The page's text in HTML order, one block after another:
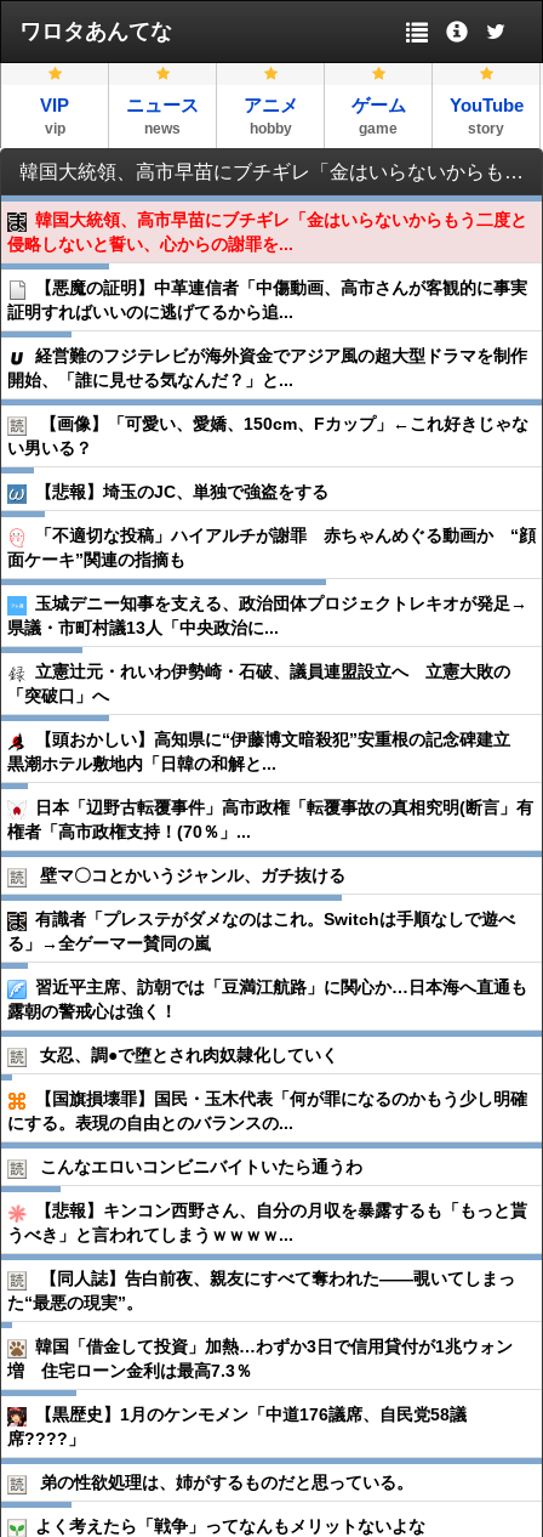
ワロタあんてな
VIP
vip
ニュース
news
アニメ
hobby
ゲーム
game
YouTube
story
韓国大統領、高市早苗にブチギレ「金はいらないからもう二度と侵略しないと誓い、心からの謝罪をしろ」
韓国大統領、高市早苗にブチギレ「金はいらないからもう二度と
侵略しないと誓い、心からの謝罪を...
【悪魔の証明】中革連信者「中傷動画、高市さんが客観的に事実
証明すればいいのに逃げてるから追...
経営難のフジテレビが海外資金でアジア風の超大型ドラマを制作
開始、「誰に見せる気なんだ？」と...
【画像】「可愛い、愛嬌、150cm、Fカップ」←これ好きじゃな
い男いる？
【悲報】埼玉のJC、単独で強盗をする
「不適切な投稿」ハイアルチが謝罪 赤ちゃんめぐる動画か “顔
面ケーキ”関連の指摘も
玉城デニー知事を支える、政治団体プロジェクトレキオが発足→
県議・市町村議13人「中央政治に...
立憲辻元・れいわ伊勢崎・石破、議員連盟設立へ 立憲大敗の
「突破口」へ
【頭おかしい】高知県に“伊藤博文暗殺犯”安重根の記念碑建立
黒潮ホテル敷地内「日韓の和解と...
日本「辺野古転覆事件」高市政権「転覆事故の真相究明(断言」有
権者「高市政権支持！(70％」...
壁マ〇コとかいうジャンル、ガチ抜ける
有識者「プレステがダメなのはこれ。Switchは手順なしで遊べ
る」→全ゲーマー賛同の嵐
習近平主席、訪朝では「豆満江航路」に関心か…日本海へ直通も
露朝の警戒心は強く！
女忍、調●︎で堕とされ肉奴隷化していく
【国旗損壊罪】国民・玉木代表「何が罪になるのかもう少し明確
にする。表現の自由とのバランスの...
こんなエロいコンビニバイトいたら通うわ
【悲報】キンコン西野さん、自分の月収を暴露するも「もっと貰
うべき」と言われてしまうｗｗｗｗ...
【同人誌】告白前夜、親友にすべて奪われた――覗いてしまっ
た“最悪の現実”。
韓国「借金して投資」加熱…わずか3日で信用貸付が1兆ウォン
増 住宅ローン金利は最高7.3％
【黒歴史】1月のケンモメン「中道176議席、自民党58議
席????」
弟の性欲処理は、姉がするものだと思っている。
よく考えたら「戦争」ってなんもメリットないよな